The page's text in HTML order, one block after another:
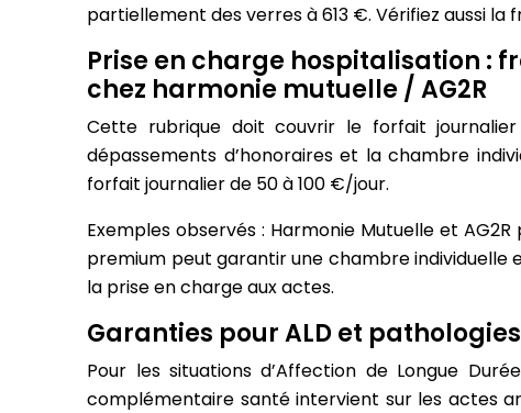
partiellement des verres à 613 €. Vérifiez aussi
Prise en charge hospitalisation :
chez harmonie mutuelle / AG2R
Cette rubrique doit couvrir le forfait
dépassements d’honoraires et la chambre
forfait journalier de 50 à 100 €/jour.
Exemples observés : Harmonie Mutuelle et
premium peut garantir une chambre individuelle
la prise en charge aux actes.
Garanties pour ALD et
Pour les situations d’Affection de Longue
complémentaire santé intervient sur les actes